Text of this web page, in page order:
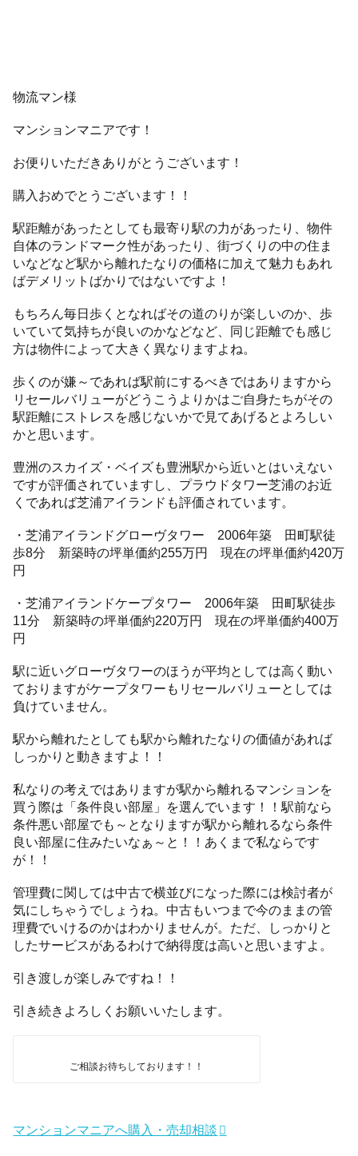
物流マン様
マンションマニアです！
お便りいただきありがとうございます！
購入おめでとうございます！！
駅距離があったとしても最寄り駅の力があったり、物件
自体のランドマーク性があったり、街づくりの中の住ま
いなどなど駅から離れたなりの価格に加えて魅力もあれ
ばデメリットばかりではないですよ！
もちろん毎日歩くとなればその道のりが楽しいのか、歩
いていて気持ちが良いのかなどなど、同じ距離でも感じ
方は物件によって大きく異なりますよね。
歩くのが嫌～であれば駅前にするべきではありますから
リセールバリューがどうこうよりかはご自身たちがその
駅距離にストレスを感じないかで見てあげるとよろしい
かと思います。
豊洲のスカイズ・ベイズも豊洲駅から近いとはいえない
ですが評価されていますし、プラウドタワー芝浦のお近
くであれば芝浦アイランドも評価されています。
・芝浦アイランドグローヴタワー 2006年築 田町駅徒
歩8分 新築時の坪単価約255万円 現在の坪単価約420万
円
・芝浦アイランドケープタワー 2006年築 田町駅徒歩
11分 新築時の坪単価約220万円 現在の坪単価約400万
円
駅に近いグローヴタワーのほうが平均としては高く動い
ておりますがケープタワーもリセールバリューとしては
負けていません。
駅から離れたとしても駅から離れたなりの価値があれば
しっかりと動きますよ！！
私なりの考えではありますが駅から離れるマンションを
買う際は「条件良い部屋」を選んでいます！！駅前なら
条件悪い部屋でも～となりますが駅から離れるなら条件
良い部屋に住みたいなぁ～と！！あくまで私ならです
が！！
管理費に関しては中古で横並びになった際には検討者が
気にしちゃうでしょうね。中古もいつまで今のままの管
理費でいけるのかはわかりませんが。ただ、しっかりと
したサービスがあるわけで納得度は高いと思いますよ。
引き渡しが楽しみですね！！
引き続きよろしくお願いいたします。
ご相談お待ちしております！！
マンションマニアへ購入・売却相談